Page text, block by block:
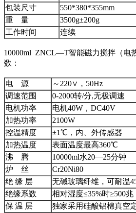
包装尺寸
550*380*355mm
重 量
3500g±200g
工作时间
连续
10000ml ZNCL—T智能磁力搅拌（电
数：
电 源
～220∨，50Hz
调速范围
0-2000转/分,无极调速
电机功率
电机40W，DC40V
加热功率
2100W
控温精度
±1℃，内、外传感器
加热温度
表面温度最高360℃
沸 腾
10000ml水20—25分钟
炉 丝
Cr20Ni80
绝 缘 层
无碱玻璃纤维，可耐温
绝缘系数
相对湿度≤35%时≥500兆
保 温 层
独家采用硅酸铝棉真空